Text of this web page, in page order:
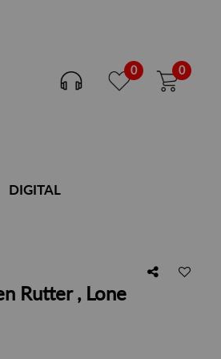
0 0
DIGITAL
Rutter , Lone